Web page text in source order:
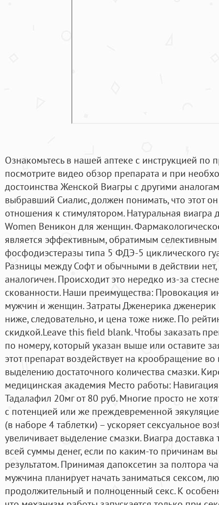
Ознакомьтесь в нашей аптеке с инструкцией
посмотрите видео обзор препарата и при
достоинства Женской Виагры с другими
выбравший Сиалис, должен понимать, что этот
отношения к стимулятором. Натуральная
Women Веникон для женщин.
является эффективным, обратимым
фосфодиэстеразы типа 5 ФДЭ-5 циклического
Разницы между Софт и обычными в действии нет,
аналогичен. Происходит это нередко из-за
скованности. Наши преимущества: Провокация
мужчин и женщин. Затраты Дженерика дженерик
ниже, следовательно, и цена тоже ниже. По
скидкой.Leave this field blank. Чтобы заказать
по номеру, который указан выше или оставите
этот препарат воздействует на крообращение во
выделению достаточного количества смазки.
медицинская академия Место работы: Навигация
Тадалафил 20мг от 80 руб. Многие просто не
с потенцией или же преждевременной
(в наборе 4 таблетки) – ускоряет сексуальное
увеличивает выделение смазки. Виагра
всей суммы денег, если по каким-то причинам
результатом. Принимая дапоксетин за полтора
мужчина планирует начать заниматься сексом,
продолжительный и полноценный секс. К